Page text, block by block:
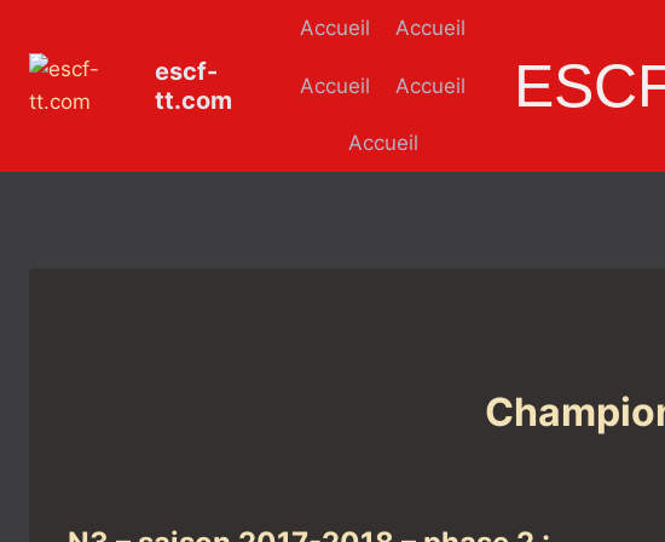
contenu
escf-
tt.com
Accueil Accueil
Accueil Accueil
Accueil